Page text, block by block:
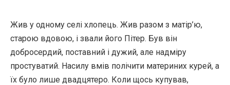
Жив у одному селі хлопець. Жив разом з матір’ю,
старою вдовою, і звали його Пітер. Був він
добросердий, поставний і дужий, але надміру
простуватий. Насилу вмів полічити материних курей, а
їх було лише двадцятеро. Коли щось купував,